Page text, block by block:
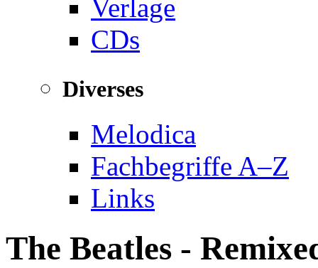
Verlage
CDs
Diverses
Melodica
Fachbegriffe A–Z
Links
The Beatles -